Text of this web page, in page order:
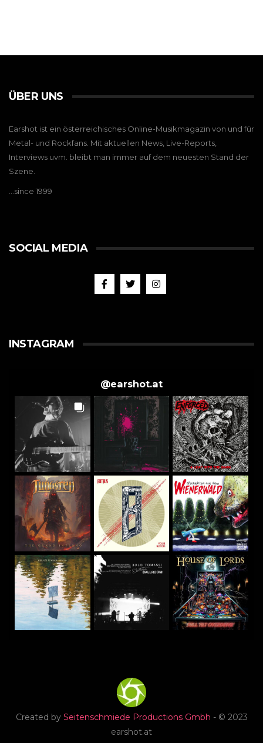
ÜBER UNS
Earshot ist ein österreichisches Online-Musikmagazin von und für
Metal- und Rockfans. Mit aktuellen News, Live-Reports,
Interviews uvm. bleibt man immer auf dem neuesten Stand der
Szene.
…since 1999
SOCIAL MEDIA
INSTAGRAM
@earshot.at
Created by Seitenschmiede Productions Gmbh - © 2023
earshot.at